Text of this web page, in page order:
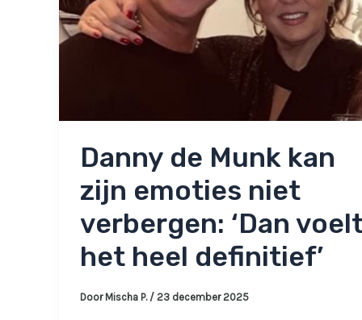
Danny de Munk kan
zijn emoties niet
verbergen: ‘Dan
het heel definitief’
Door Mischa P. / 23 december 2025